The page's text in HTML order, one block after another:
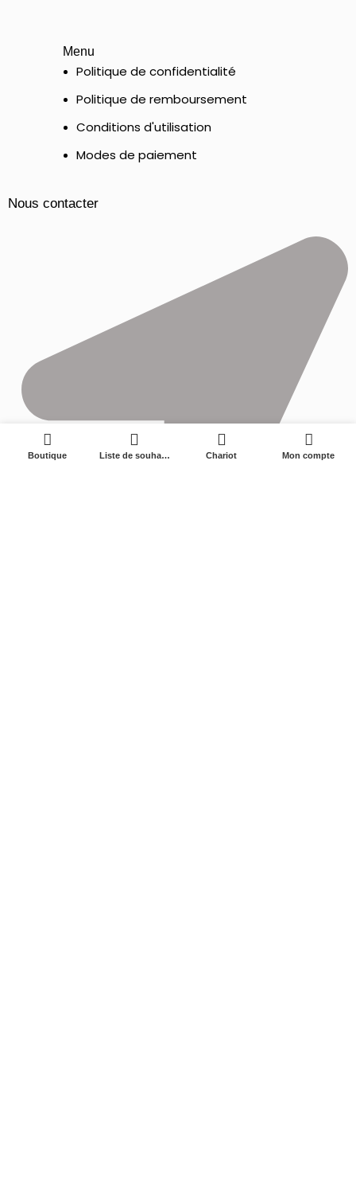
Menu
Politique de confidentialité
Politique de remboursement
Conditions d'utilisation
Modes de paiement
Nous contacter
Boutique Liste de souhaits Chariot Mon compte